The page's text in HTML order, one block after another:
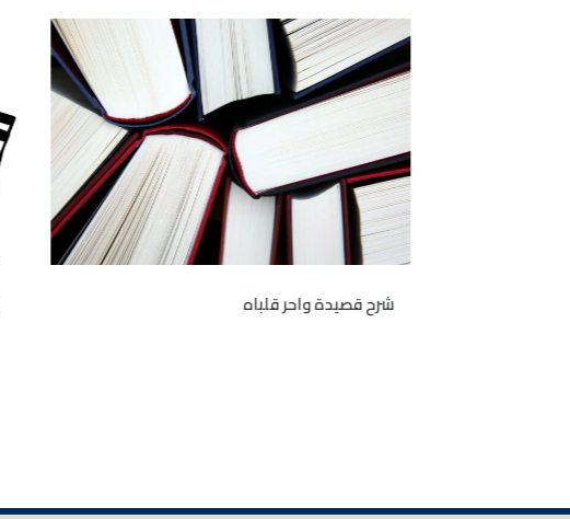
شرح قصيدة واحر قلباه